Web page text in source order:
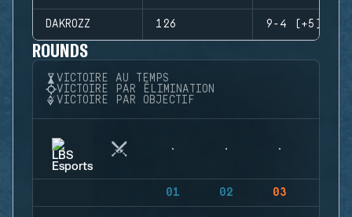
DAKROZZ 126 9-4 (+5)
ROUNDS
VICTOIRE AU TEMPS
VICTOIRE PAR ÉLIMINATION
VICTOIRE PAR OBJECTIF
01 02 03